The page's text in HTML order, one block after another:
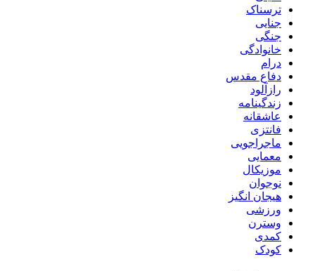
ترسناک
جنایی
جنگی
خانوادگی
درام
دفاع مقدس
رازآلود
زندگینامه
عاشقانه
فانتزی
ماجراجویی
معمایی
موزیکال
نوجوان
هیجان انگیز
ورزشی
وسترن
کمدی
کودک